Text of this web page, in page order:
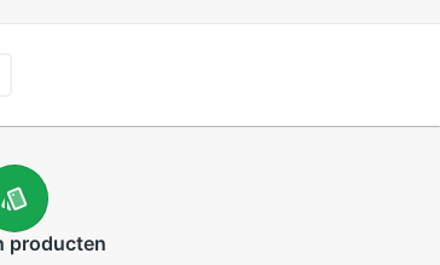
producten